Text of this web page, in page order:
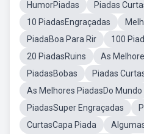
HumorPiadas
Piadas
10 PiadasEngraçadas
PiadaBoa Para Rir
100
20 PiadasRuins
As
PiadasBobas
Piadas
As Melhores PiadasDo Mundo
PiadasSuper Engraçadas
CurtasCapa Piada